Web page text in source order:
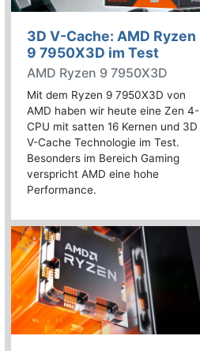
3D V-Cache: AMD Ryzen
9 7950X3D im Test
AMD Ryzen 9 7950X3D
Mit dem Ryzen 9 7950X3D von
AMD haben wir heute eine Zen 4-
CPU mit satten 16 Kernen und 3D
V-Cache Technologie im Test.
Besonders im Bereich Gaming
verspricht AMD eine hohe
Performance.